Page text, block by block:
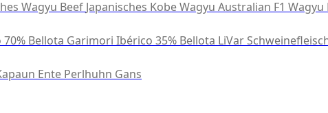
Wagyu Beef Japanisches Kobe Wagyu Australian F1 Wagyu
Bellota Garimori Ibérico 35% Bellota LiVar
Ente Perlhuhn Gans